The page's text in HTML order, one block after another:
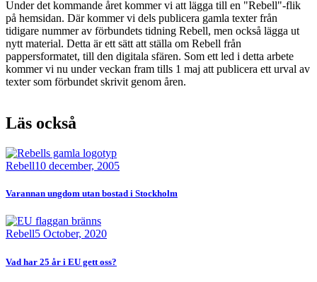
Under det kommande året kommer vi att lägga till en "Rebell"-flik
på hemsidan. Där kommer vi dels publicera gamla texter från
tidigare nummer av förbundets tidning Rebell, men också lägga ut
nytt material. Detta är ett sätt att ställa om Rebell från
pappersformatet, till den digitala sfären. Som ett led i detta arbete
kommer vi nu under veckan fram tills 1 maj att publicera ett urval av
texter som förbundet skrivit genom åren.
Läs också
Bild
Rebell10 december, 2005
Varannan ungdom utan bostad i Stockholm
Bild
Rebell5 October, 2020
Vad har 25 år i EU gett oss?